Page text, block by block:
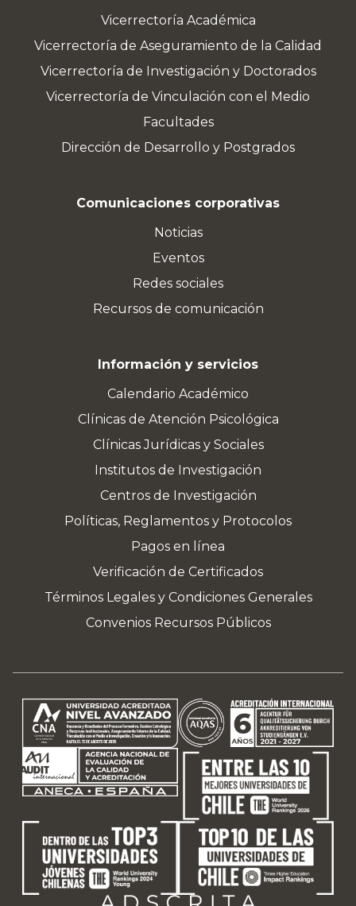
Vicerrectoría Académica
Vicerrectoría de Aseguramiento de la Calidad
Vicerrectoría de Investigación y Doctorados
Vicerrectoría de Vinculación con el Medio
Facultades
Dirección de Desarrollo y Postgrados
Comunicaciones corporativas
Noticias
Eventos
Redes sociales
Recursos de comunicación
Información y servicios
Calendario Académico
Clínicas de Atención Psicológica
Clínicas Jurídicas y Sociales
Institutos de Investigación
Centros de Investigación
Políticas, Reglamentos y Protocolos
Pagos en línea
Verificación de Certificados
Términos Legales y Condiciones Generales
Convenios Recursos Públicos